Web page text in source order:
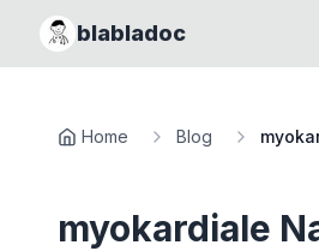
blabladoc
Home Blog
myokardiale